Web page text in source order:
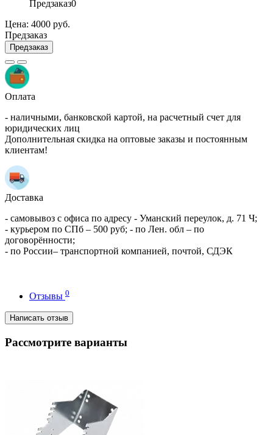
Предзаказ0
Цена: 4000 руб.
Предзаказ
Предзаказ
Оплата
- наличными, банковской картой, на расчетный счет для
юридических лиц
Дополнительная скидка на оптовые заказы и постоянным
клиентам!
Доставка
- самовывоз с офиса по адресу - Уманский переулок, д. 71 Ч;
- курьером по СПб – 500 руб; - по Лен. обл – по
договорённости;
- по России– транспортной компанией, почтой, СДЭК
Отзывы 0
Написать отзыв
Рассмотрите варианты